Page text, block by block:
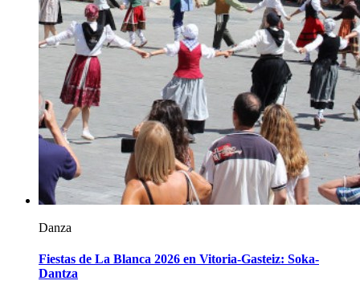
Danza
Fiestas de La Blanca 2026 en Vitoria-Gasteiz: Soka-
Dantza